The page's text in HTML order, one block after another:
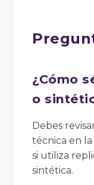
¿Cómo
o
Debes
técnica en
si utiliza
sintética.